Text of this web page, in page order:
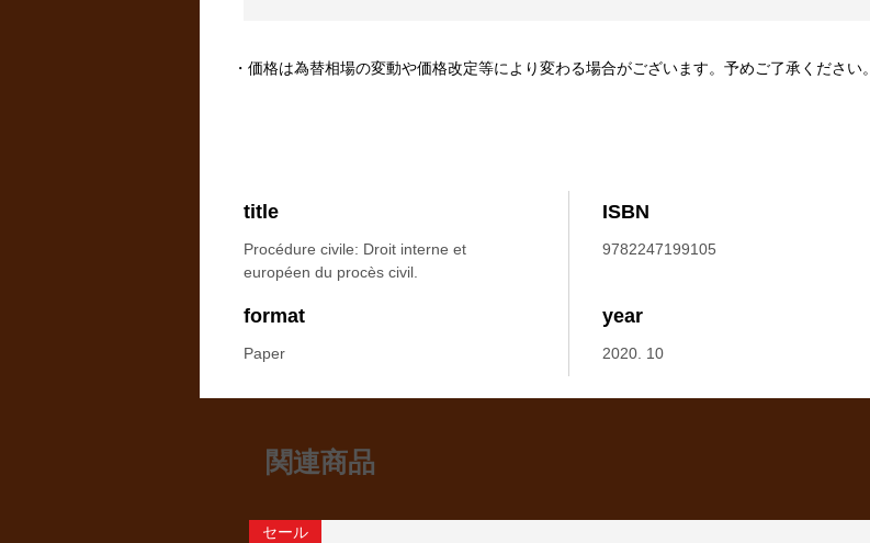
title
Procédure civile: Droit interne et
européen du procès civil.
ISBN
9782247199105
format
Paper
year
2020. 10
・価格は為替相場の変動や価格改定等により変わる場合がございます。予めご了承ください。
関連商品
セール